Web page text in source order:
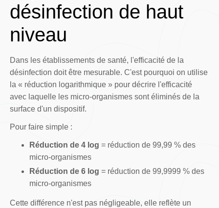
désinfection de haut
niveau
Dans les établissements de santé, l'efficacité de la
désinfection doit être mesurable. C'est pourquoi on utilise
la « réduction logarithmique » pour décrire l'efficacité
avec laquelle les micro-organismes sont éliminés de la
surface d'un dispositif.
Pour faire simple :
Réduction de 4 log = réduction de 99,99 % des
micro-organismes
Réduction de 6 log = réduction de 99,9999 % des
micro-organismes
Cette différence n'est pas négligeable, elle reflète un